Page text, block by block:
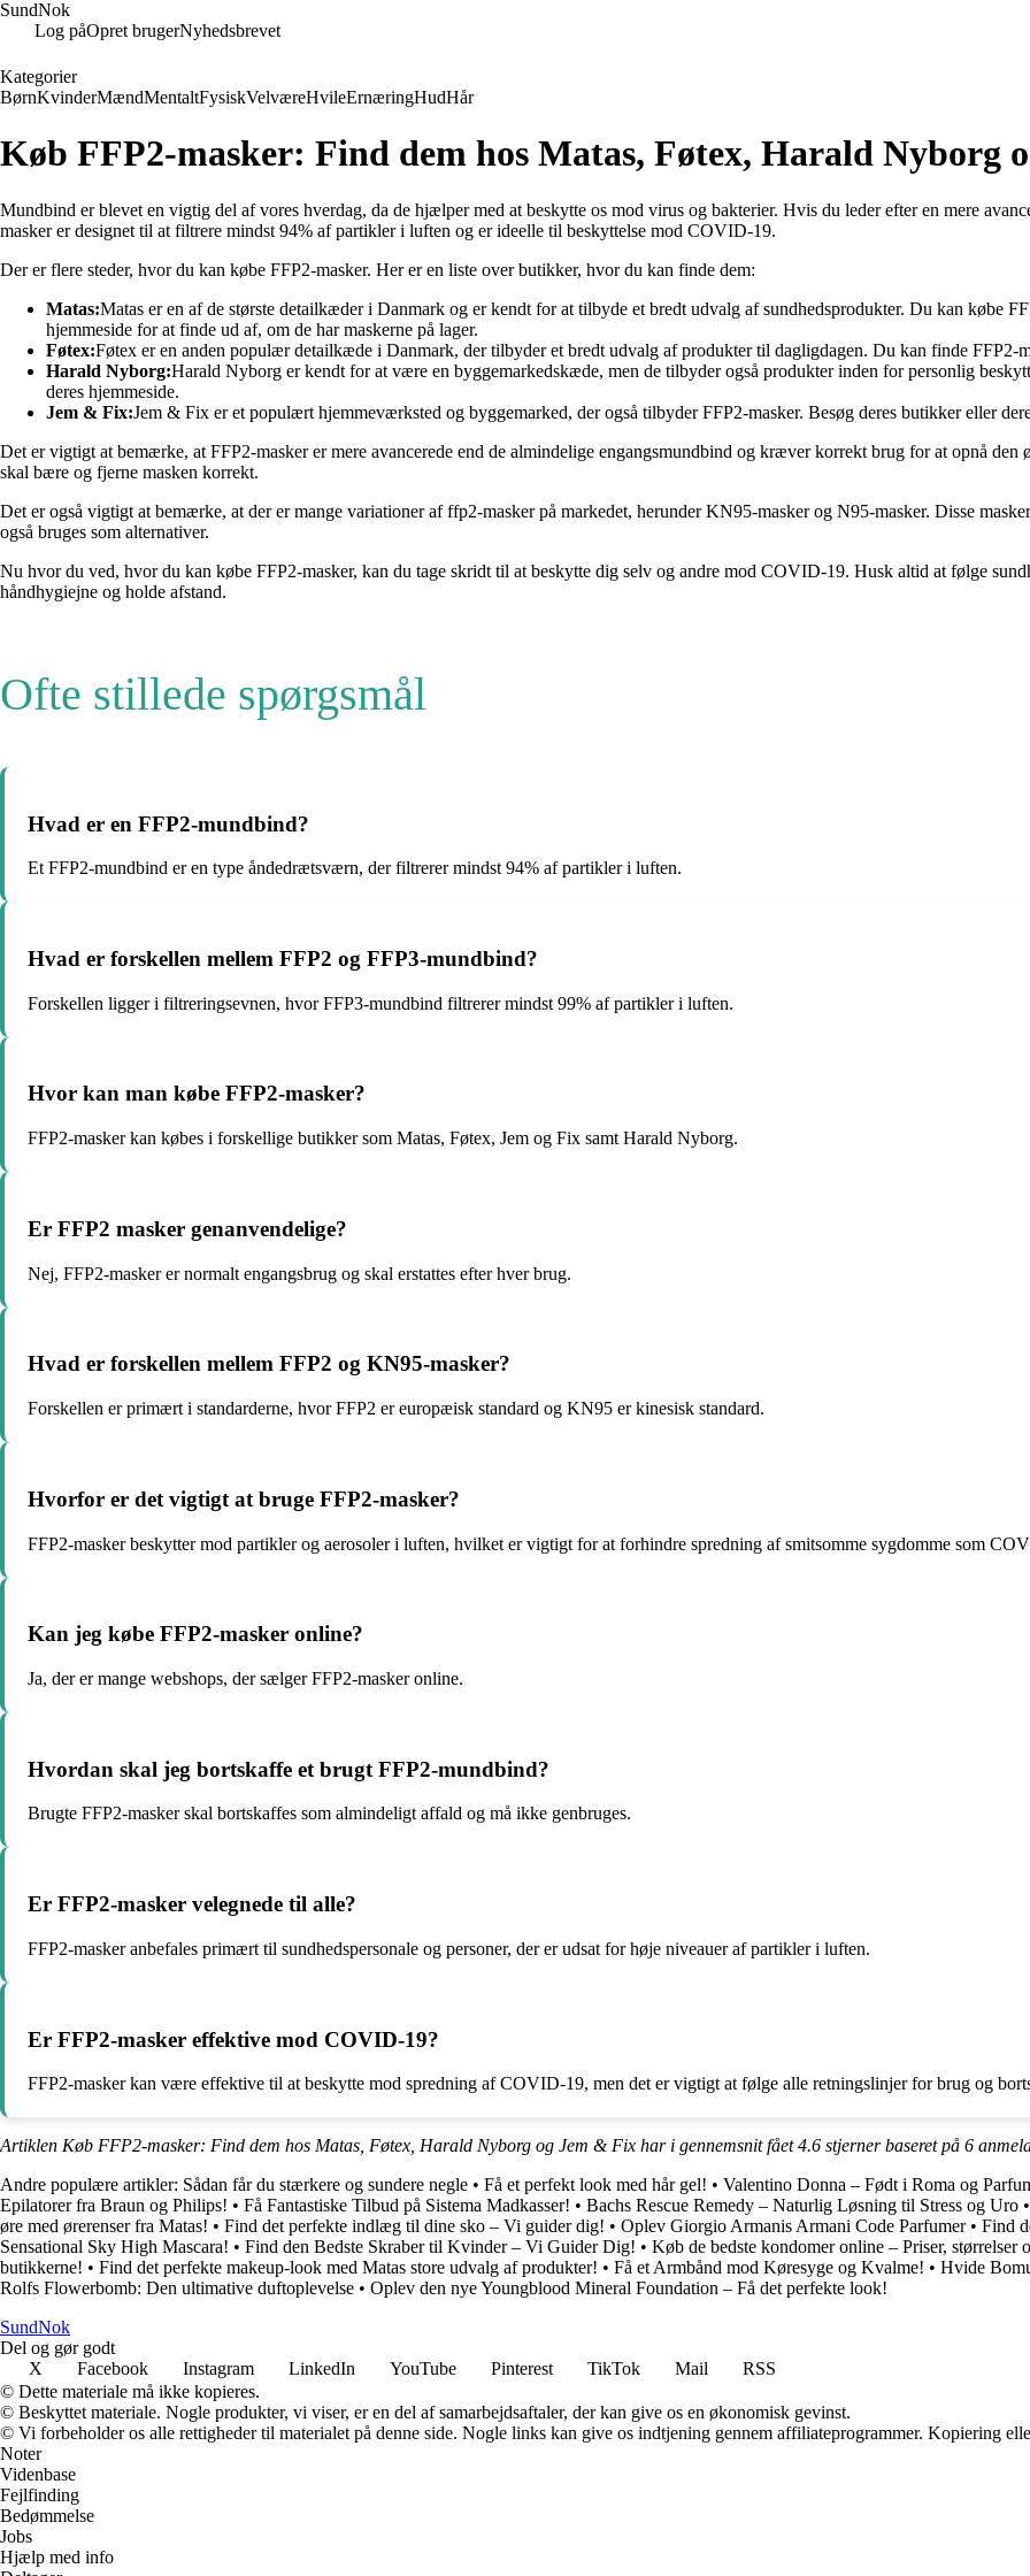
SundNok
Log påOpret brugerNyhedsbrevet
Kategorier
BørnKvinderMændMentaltFysiskVelværeHvileErnæringHudHår
Køb FFP2-masker: Find dem hos Matas, Føtex, Harald Nyborg
Mundbind er blevet en vigtig del af vores hverdag, da de hjælper med at beskytte os mod virus og bakterier. Hvis du leder efter en mere
masker er designet til at filtrere mindst 94% af partikler i luften og er ideelle til beskyttelse mod COVID-19.
Der er flere steder, hvor du kan købe FFP2-masker. Her er en liste over butikker, hvor du kan finde dem:
Matas:Matas er en af de største detailkæder i Danmark og er kendt for at tilbyde et bredt udvalg af sundhedsprodukter. Du kan købe
hjemmeside for at finde ud af, om de har maskerne på lager.
Føtex:Føtex er en anden populær detailkæde i Danmark, der tilbyder et bredt udvalg af produkter til dagligdagen. Du kan finde FFP2-
Harald Nyborg:Harald Nyborg er kendt for at være en byggemarkedskæde, men de tilbyder også produkter inden for personlig
deres hjemmeside.
Jem & Fix:Jem & Fix er et populært hjemmeværksted og byggemarked, der også tilbyder FFP2-masker. Besøg deres butikker eller
Det er vigtigt at bemærke, at FFP2-masker er mere avancerede end de almindelige engangsmundbind og kræver korrekt brug for at opnå den
skal bære og fjerne masken korrekt.
Det er også vigtigt at bemærke, at der er mange variationer af ffp2-masker på markedet, herunder KN95-masker og N95-masker. Disse
også bruges som alternativer.
Nu hvor du ved, hvor du kan købe FFP2-masker, kan du tage skridt til at beskytte dig selv og andre mod COVID-19. Husk altid at følge
håndhygiejne og holde afstand.
Ofte stillede spørgsmål
Hvad er en FFP2-mundbind?
Et FFP2-mundbind er en type åndedrætsværn, der filtrerer mindst 94% af partikler i luften.
Hvad er forskellen mellem FFP2 og FFP3-mundbind?
Forskellen ligger i filtreringsevnen, hvor FFP3-mundbind filtrerer mindst 99% af partikler i luften.
Hvor kan man købe FFP2-masker?
FFP2-masker kan købes i forskellige butikker som Matas, Føtex, Jem og Fix samt Harald Nyborg.
Er FFP2 masker genanvendelige?
Nej, FFP2-masker er normalt engangsbrug og skal erstattes efter hver brug.
Hvad er forskellen mellem FFP2 og KN95-masker?
Forskellen er primært i standarderne, hvor FFP2 er europæisk standard og KN95 er kinesisk standard.
Hvorfor er det vigtigt at bruge FFP2-masker?
FFP2-masker beskytter mod partikler og aerosoler i luften, hvilket er vigtigt for at forhindre spredning af smitsomme sygdomme som
Kan jeg købe FFP2-masker online?
Ja, der er mange webshops, der sælger FFP2-masker online.
Hvordan skal jeg bortskaffe et brugt FFP2-mundbind?
Brugte FFP2-masker skal bortskaffes som almindeligt affald og må ikke genbruges.
Er FFP2-masker velegnede til alle?
FFP2-masker anbefales primært til sundhedspersonale og personer, der er udsat for høje niveauer af partikler i luften.
Er FFP2-masker effektive mod COVID-19?
FFP2-masker kan være effektive til at beskytte mod spredning af COVID-19, men det er vigtigt at følge alle retningslinjer for brug og
Artiklen Køb FFP2-masker: Find dem hos Matas, Føtex, Harald Nyborg og Jem & Fix har i gennemsnit fået4.6 stjerner baseret på 6
Andre populære artikler: Sådan får du stærkere og sundere negle • Få et perfekt look med hår gel! • Valentino Donna – Født i Roma og
Epilatorer fra Braun og Philips! • Få Fantastiske Tilbud på Sistema Madkasser! • Bachs Rescue Remedy – Naturlig Løsning til Stress og Uro •
øre med ørerenser fra Matas! • Find det perfekte indlæg til dine sko – Vi guider dig! • Oplev Giorgio Armanis Armani Code Parfumer• Find
Sensational Sky High Mascara! • Find den Bedste Skraber til Kvinder – Vi Guider Dig! • Køb de bedste kondomer online – Priser, størrelser
butikkerne! • Find det perfekte makeup-look med Matas store udvalg af produkter! • Få et Armbånd mod Køresyge og Kvalme! • Hvide
Rolfs Flowerbomb: Den ultimative duftoplevelse • Oplev den nye Youngblood Mineral Foundation – Få det perfekte look!
SundNok
Del og gør godt
X
Facebook Instagram LinkedIn YouTube Pinterest TikTok Mail
RSS
© Dette materiale må ikke kopieres.
© Beskyttet materiale. Nogle produkter, vi viser, er en del af samarbejdsaftaler, der kan give os en økonomisk gevinst.
© Vi forbeholder os alle rettigheder til materialet på denne side. Nogle links kan give os indtjening gennem affiliateprogrammer. Kopiering
Noter
Videnbase
Fejlfinding
Bedømmelse
Jobs
Hjælp med info